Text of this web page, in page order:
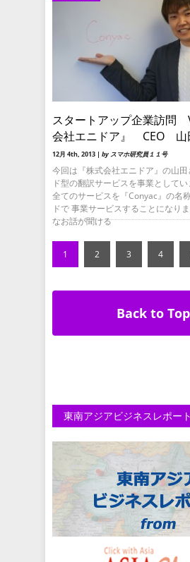
スタートアップ企業訪問
会社エニドア』 CEO 山
12月 4th, 2013 | by スマホ研究員１１号
今回は『株式会社エニドア』の山
ド型の翻訳サービスを事業としてい
全てのサービスを『Conyac』の名
ドで 事業サービスすることになり
なお話が聞ける
1 2 3 4
Back to
東南アジアビジネスレポート